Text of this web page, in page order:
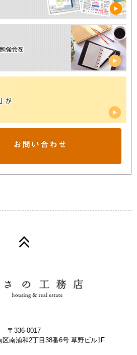
〒336-0017
南浦和2丁目38番6号 草野ビル1F